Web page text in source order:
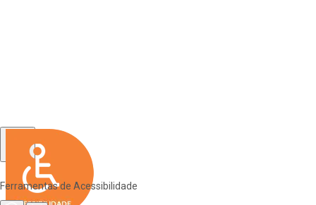
Ferramentas de Acessibilidade